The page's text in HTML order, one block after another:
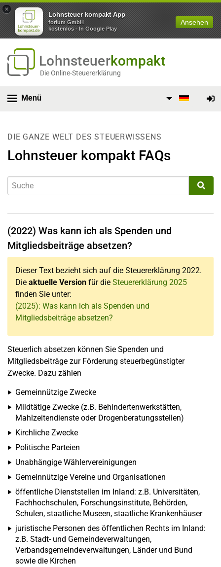
×
Lohnsteuer kompakt App
forium GmbH
kostenlos - In Google Play
Ansehen
Lohnsteuerkompakt
Die Online-Steuererklärung
Menü
DIE GANZE WELT DES STEUERWISSENS
Lohnsteuer kompakt FAQs
(2022) Was kann ich als Spenden und
Mitgliedsbeiträge absetzen?
Dieser Text bezieht sich auf die Steuererklärung 2022.
Die aktuelle Version für die Steuererklärung 2025
finden Sie unter:
(2025): Was kann ich als Spenden und
Mitgliedsbeiträge absetzen?
Steuerlich absetzen können Sie Spenden und
Mitgliedsbeiträge zur Förderung steuerbegünstigter
Zwecke. Dazu zählen
Gemeinnützige Zwecke
Mildtätige Zwecke (z.B. Behindertenwerkstätten,
Mahlzeitendienste oder Drogenberatungsstellen)
Kirchliche Zwecke
Politische Parteien
Unabhängige Wählervereinigungen
Gemeinnützige Vereine und Organisationen
öffentliche Dienststellen im Inland: z.B. Universitäten,
Fachhochschulen, Forschungsinstitute, Behörden,
Schulen, staatliche Museen, staatliche Krankenhäuser
juristische Personen des öffentlichen Rechts im Inland:
z.B. Stadt- und Gemeindeverwaltungen,
Verbandsgemeindeverwaltungen, Länder und Bund
sowie die Kirchen